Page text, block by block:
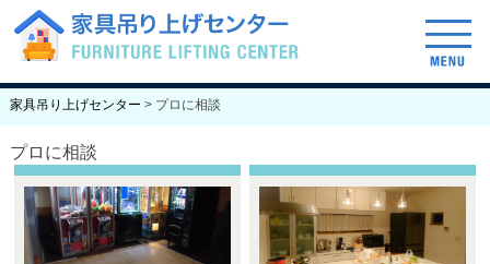
センターについて ご依頼の流れ 料金表
家具吊り上げセンター > プロに相談
プロに相談